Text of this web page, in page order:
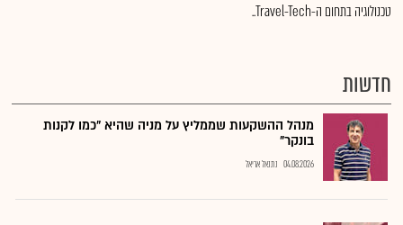
טכנולוגיה בתחום ה-Travel-Tech..
חדשות
מנהל ההשקעות שממליץ על מניה שהיא "כמו לקנות
בונקר"
04.08.2026 נתנאל אריאל